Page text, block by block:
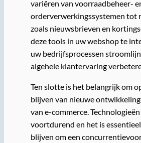
variëren van voorraadbeheer-
orderverwerkingssystemen tot
zoals nieuwsbrieven en
deze tools in uw webshop te
uw bedrijfsprocessen
algehele klantervaring
Ten slotte is het belangrijk om
blijven van nieuwe
van e-commerce.
voortdurend en het is
blijven om een